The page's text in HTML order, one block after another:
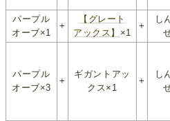
パープル
オーブ×1
+
【グレート
アックス】 ×1
+
し
パープル
オーブ×3
+
ギガントアッ
クス×1
+
し